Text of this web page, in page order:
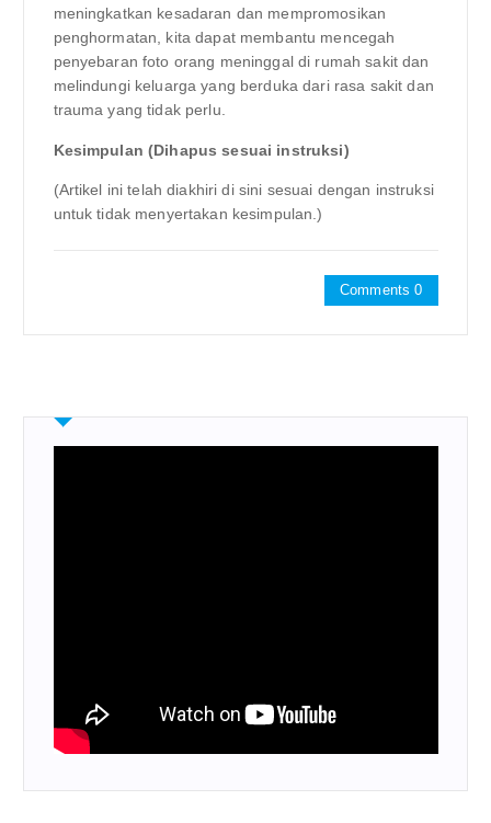
meningkatkan kesadaran dan mempromosikan
penghormatan, kita dapat membantu mencegah
penyebaran foto orang meninggal di rumah sakit dan
melindungi keluarga yang berduka dari rasa sakit dan
trauma yang tidak perlu.
Kesimpulan (Dihapus sesuai instruksi)
(Artikel ini telah diakhiri di sini sesuai dengan instruksi
untuk tidak menyertakan kesimpulan.)
Comments 0